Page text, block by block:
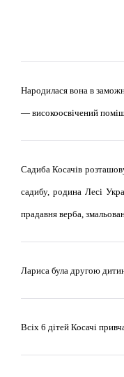
Народилася вона в
— високоосвічений
Садиба Косачів
садибу, родина Лесі
прадавня верба,
Лариса була другою
Всіх 6 дітей Косачі